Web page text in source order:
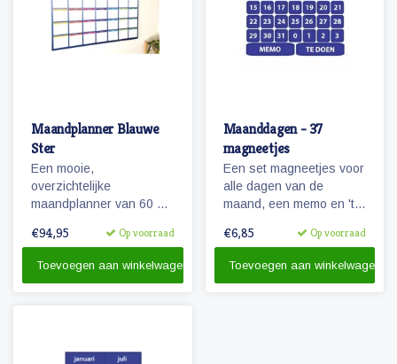
Maandplanner Blauwe
Ster
Een mooie,
overzichtelijke
maandplanner van 60 x
flexibel in te delen. Te
voor het gezin en/of voor
€94,95 Op voorraad
Toevoegen aan winkelwagen
Maanddagen - 37
magneetjes
Een set magneetjes voor
alle dagen van de
maand, een memo en 'te
extra getallen.
€6,85 Op voorraad
Toevoegen aan winkelwagen